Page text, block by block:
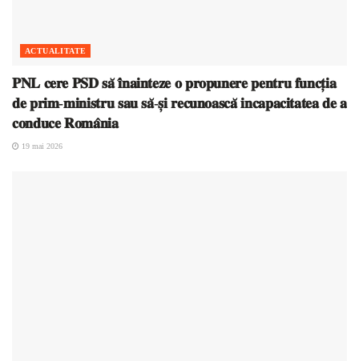
ACTUALITATE
𝐏𝐍𝐋 𝐜𝐞𝐫𝐞 𝐏𝐒𝐃 𝐬𝐚̆ 𝐢̂𝐧𝐚𝐢𝐧𝐭𝐞𝐳𝐞 𝐨 𝐩𝐫𝐨𝐩𝐮𝐧𝐞𝐫𝐞 𝐩𝐞𝐧𝐭𝐫𝐮 𝐟𝐮𝐧𝐜𝐭̦𝐢𝐚
𝐝𝐞 𝐩𝐫𝐢𝐦-𝐦𝐢𝐧𝐢𝐬𝐭𝐫𝐮 𝐬𝐚𝐮 𝐬𝐚̆-𝐬̦𝐢 𝐫𝐞𝐜𝐮𝐧𝐨𝐚𝐬𝐜𝐚̆ 𝐢𝐧𝐜𝐚𝐩𝐚𝐜𝐢𝐭𝐚𝐭𝐞𝐚 𝐝𝐞 𝐚
𝐜𝐨𝐧𝐝𝐮𝐜𝐞 𝐑𝐨𝐦𝐚̂𝐧𝐢𝐚
19 mai 2026